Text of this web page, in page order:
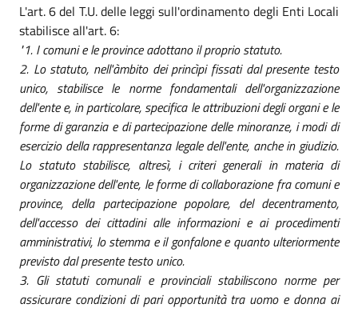
L'art. 6 del T.U. delle leggi sull'ordinamento degli Enti Locali
stabilisce all'art. 6:
"1. I comuni e le province adottano il proprio statuto.
2. Lo statuto, nell'àmbito dei princìpi fissati dal presente testo
unico, stabilisce le norme fondamentali dell'organizzazione
dell'ente e, in particolare, specifica le attribuzioni degli organi e le
forme di garanzia e di partecipazione delle minoranze, i modi di
esercizio della rappresentanza legale dell'ente, anche in giudizio.
Lo statuto stabilisce, altresì, i criteri generali in materia di
organizzazione dell'ente, le forme di collaborazione fra comuni e
province, della partecipazione popolare, del decentramento,
dell'accesso dei cittadini alle informazioni e ai procedimenti
amministrativi, lo stemma e il gonfalone e quanto ulteriormente
previsto dal presente testo unico.
3. Gli statuti comunali e provinciali stabiliscono norme per
assicurare condizioni di pari opportunità tra uomo e donna ai